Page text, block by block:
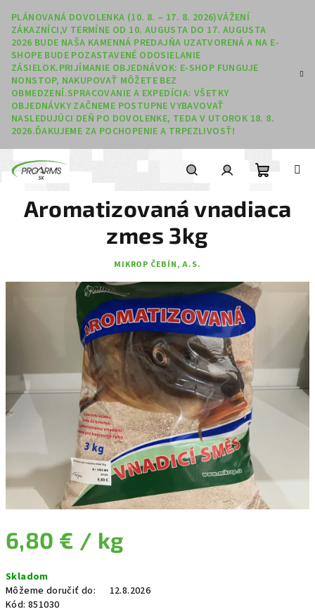
PLÁNOVANÁ DOVOLENKA (10. 8. – 17. 8. 2026)VÁŽENÍ
ZÁKAZNÍCI,V TERMÍNE OD 10. AUGUSTA DO 17. AUGUSTA
2026 BUDE NAŠA KAMENNÁ PREDAJŇA UZATVORENÁ A NA E-
SHOPE BUDE POZASTAVENÉ ODOSIELANIE
ZÁSIELOK.PRIJÍMANIE OBJEDNÁVOK: E-SHOP FUNGUJE
NONSTOP, NAKUPOVAŤ MÔŽETE BEZ
OBMEDZENÍ.SPRACOVANIE A EXPEDÍCIA: VŠETKY
OBJEDNÁVKY ZAČNEME POSTUPNE VYBAVOVAŤ
NASLEDUJÚCI DEŇ PO DOVOLENKE, TEDA V UTOROK 18. 8.
2026.ĎAKUJEME ZA POCHOPENIE A TRPEZLIVOSŤ!
Hľadať
6,80 € / kg
Skladom
Môžeme doručiť do:
12.8.2026
Kód: 851030
Aromatizovaná vnadiaca
zmes 3kg
MIKROP ČEBÍN, A.S.